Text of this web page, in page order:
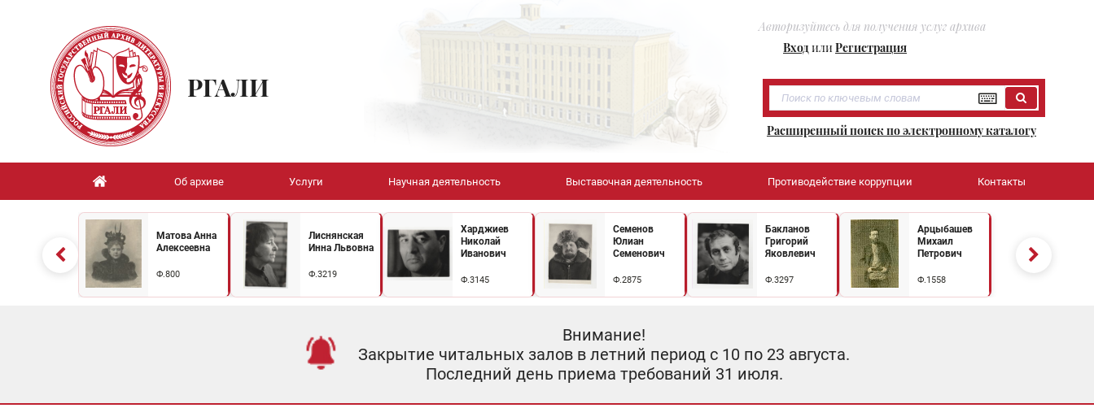
Авторизуйтесь для получения услуг архива
ВходилиРегистрация
РГАЛИ
Расширенный поиск по электронному каталогу
Об архиве Услуги Научная деятельность Выставочная деятельность Противодействие коррупции Контакты
Матова Анна
Алексеевна
Ф.800
Лиснянская
Инна Львовна
Ф.3219
Харджиев
Николай
Иванович
Ф.3145
Семенов
Юлиан
Семенович
Ф.2875
Бакланов
Григорий
Яковлевич
Ф.3297
Арцыбашев
Михаил
Петрович
Ф.1558
Внимание!
Закрытие читальных залов в летний период с 10 по 23 августа.
Последний день приема требований 31 июля.